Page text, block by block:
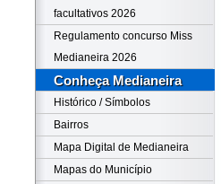
facultativos 2026
Regulamento concurso Miss
Medianeira 2026
Conheça Medianeira
Histórico / Símbolos
Bairros
Mapa Digital de Medianeira
Mapas do Município